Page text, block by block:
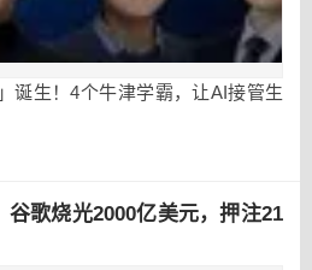
诞生！4个牛津学霸，让AI接管生
歌烧光2000亿美元，押注21